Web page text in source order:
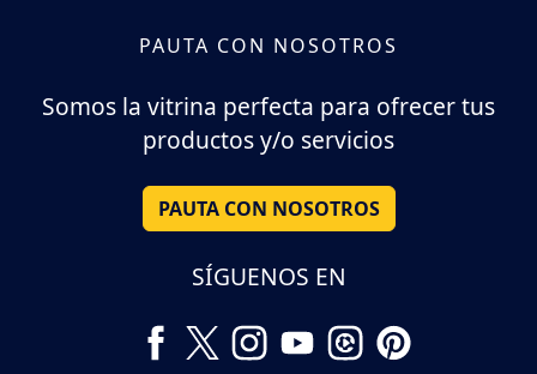
PAUTA CON NOSOTROS
Somos la vitrina perfecta para ofrecer tus
productos y/o servicios
PAUTA CON NOSOTROS
SÍGUENOS EN